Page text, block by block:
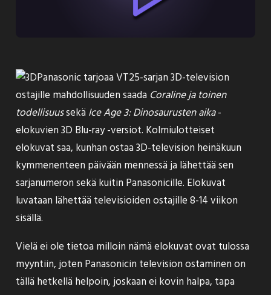
Panasonic tarjoaaVT25-sarjan 3D-television
ostajille mahdollisuuden saada Coraline ja toinen
todellisuussekä Ice Age 3: Dinosaurusten aika-
elokuvien 3D Blu-ray -versiot. Kolmiulotteiset
elokuvat saa, kunhan ostaa 3D-television heinäkuun
kymmenenteen päivään mennessä ja lähettää sen
sarjanumeron sekä kuitin Panasonicille. Elokuvat
luvataan lähettää televisioiden ostajille 8-14 viikon
sisällä.
Vielä ei ole tietoa milloin nämä elokuvat ovat tulossa
myyntiin, joten Panasonicin television ostaminen on
tällä hetkellä helpoin, joskaan ei kovin halpa, tapa